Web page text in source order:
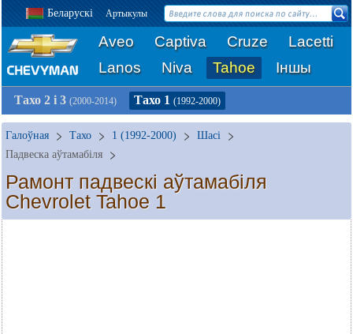
Беларускі Артыкулы
Aveo Captiva Cruze
Lacetti
Lanos
Niva Tahoe Іншы
Тахо 2 і 3 (2000-2014) Тахо 1 (1992-2000)
Галоўная Тахо 1 (1992-2000)
Шасі
Падвеска аўтамабіля
Рамонт падвескі аўтамабіля
Chevrolet Tahoe 1